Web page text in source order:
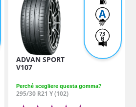
A
73
B
ADVAN SPORT
V107
Perché scegliere questa gomma?
295/30 R21 Y (102)